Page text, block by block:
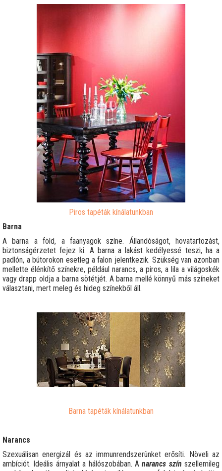
Piros tapéták kínálatunkban
Barna
A barna a föld, a faanyagok színe. Állandóságot, hovatartozást,
biztonságérzetet fejez ki. A barna a lakást kedélyessé teszi, ha a
padlón, a bútorokon esetleg a falon jelentkezik. Szükség van azonban
mellette élénkítő színekre, például narancs, a piros, a lila a világoskék
vagy drapp oldja a barna sötétjét. A barna mellé könnyű más színeket
választani, mert meleg és hideg színekből áll.
Barna tapéták kínálatunkban
Narancs
Szexuálisan energizál és az immunrendszerünket erősíti. Növeli az
ambíciót. Ideális árnyalat a hálószobában. Anarancs szín szellemileg